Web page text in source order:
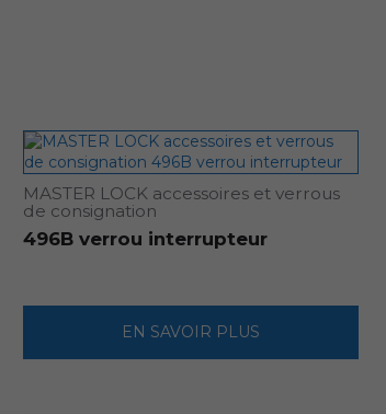
MASTER LOCK accessoires et verrous
de consignation
496B verrou interrupteur
EN SAVOIR PLUS